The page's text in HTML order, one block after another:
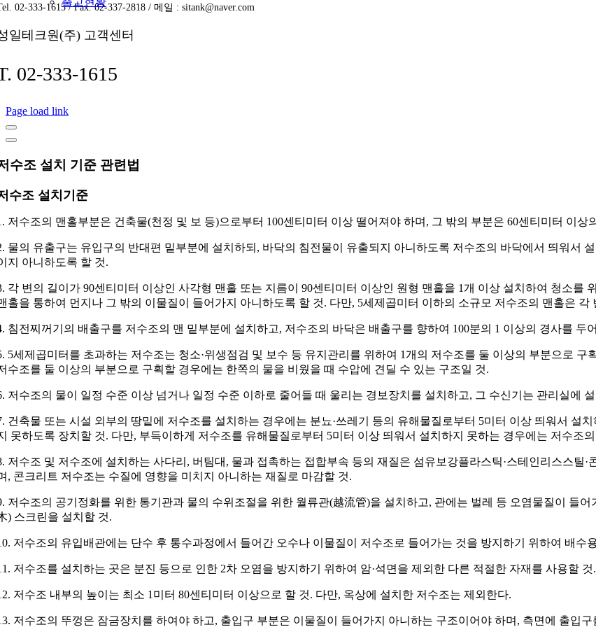
물
크)
02-333-1615 / Fax. 02-337-2818 / 메일 : sitank@naver.com
일테크원(주) 고객센터
02-333-1615
Page load link
수조 설치 기준 관련법
수조 설치기준
저수조의 맨홀부분은 건축물(천정 및 보 등)으로부터 100센티미터 이상 떨어져야 하며, 그 밖의 부분은 60센티미터 이상
물의 유출구는 유입구의 반대편 밑부분에 설치하되, 바닥의 침전물이 유출되지 아니하도록 저수조의 바닥에서 띄워서
지 아니하도록 할 것.
각 변의 길이가 90센티미터 이상인 사각형 맨홀 또는 지름이 90센티미터 이상인 원형 맨홀을 1개 이상 설치하여 청소를
홀을 통하여 먼지나 그 밖의 이물질이 들어가지 아니하도록 할 것. 다만, 5세제곱미터 이하의 소규모 저수조의 맨홀은 각
침전찌꺼기의 배출구를 저수조의 맨 밑부분에 설치하고, 저수조의 바닥은 배출구를 향하여 100분의 1 이상의 경사를 두
5세제곱미터를 초과하는 저수조는 청소·위생점검 및 보수 등 유지관리를 위하여 1개의 저수조를 둘 이상의 부분으로 구
수조를 둘 이상의 부분으로 구획할 경우에는 한쪽의 물을 비웠을 때 수압에 견딜 수 있는 구조일 것.
저수조의 물이 일정 수준 이상 넘거나 일정 수준 이하로 줄어들 때 울리는 경보장치를 설치하고, 그 수신기는 관리실에
건축물 또는 시설 외부의 땅밑에 저수조를 설치하는 경우에는 분뇨·쓰레기 등의 유해물질로부터 5미터 이상 띄워서 설
못하도록 장치할 것. 다만, 부득이하게 저수조를 유해물질로부터 5미터 이상 띄워서 설치하지 못하는 경우에는 저수조
저수조 및 저수조에 설치하는 사다리, 버팀대, 물과 접촉하는 접합부속 등의 재질은 섬유보강플라스틱·스테인리스스틸
, 콘크리트 저수조는 수질에 영향을 미치지 아니하는 재질로 마감할 것.
저수조의 공기정화를 위한 통기관과 물의 수위조절을 위한 월류관(越流管)을 설치하고, 관에는 벌레 등 오염물질이 들
) 스크린을 설치할 것.
저수조의 유입배관에는 단수 후 통수과정에서 들어간 오수나 이물질이 저수조로 들어가는 것을 방지하기 위하여 배수
저수조를 설치하는 곳은 분진 등으로 인한 2차 오염을 방지하기 위하여 암·석면을 제외한 다른 적절한 자재를 사용할 것.
저수조 내부의 높이는 최소 1미터 80센티미터 이상으로 할 것. 다만, 옥상에 설치한 저수조는 제외한다.
저수조의 뚜껑은 잠금장치를 하여야 하고, 출입구 부분은 이물질이 들어가지 아니하는 구조이어야 하며, 측면에 출입